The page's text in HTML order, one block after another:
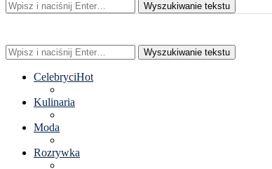
Wyszukiwanie tekstu
Wyszukiwanie tekstu
CelebryciHot
Kulinaria
Moda
Rozrywka